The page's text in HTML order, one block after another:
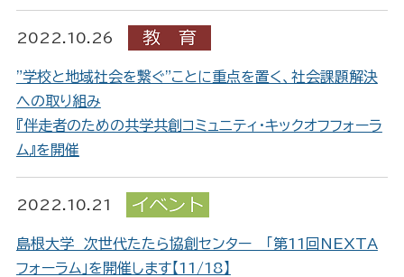
2022.10.26
"学校と地域社会を繋ぐ"ことに重点を置く、社会課題解決
への取り組み
『伴走者のための共学共創コミュニティ・キックオフフォーラ
ム』を開催
2022.10.21
島根大学 次世代たたら協創センター 「第11回NEXTA
フォーラム」を開催します【11/18】